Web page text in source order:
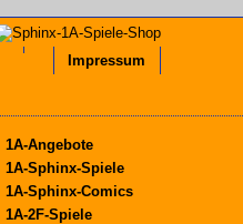
Impressum
1A-Angebote
1A-Sphinx-Spiele
1A-Sphinx-Comics
1A-2F-Spiele